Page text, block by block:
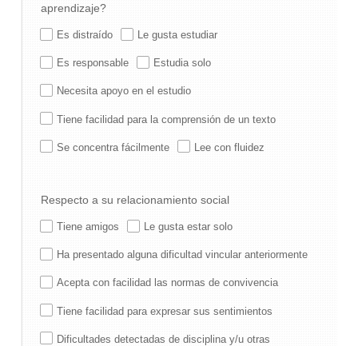
aprendizaje?
Es distraído Le gusta estudiar
Es responsable Estudia solo
Necesita apoyo en el estudio
Tiene facilidad para la comprensión de un texto
Se concentra fácilmente Lee con fluidez
Respecto a su relacionamiento social
Tiene amigos Le gusta estar solo
Ha presentado alguna dificultad vincular anteriormente
Acepta con facilidad las normas de convivencia
Tiene facilidad para expresar sus sentimientos
Dificultades detectadas de disciplina y/u otras